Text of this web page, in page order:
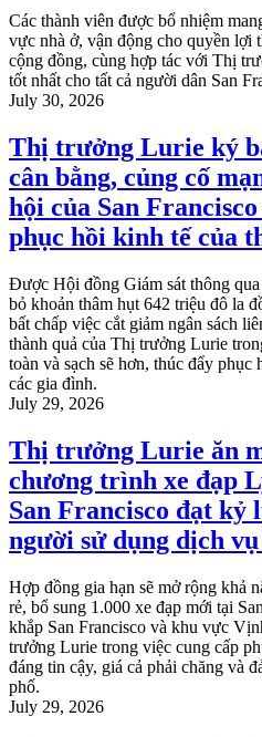
Các thành viên được bổ nhiệm
vực nhà ở, vận động cho quyền lợi
cộng đồng, cùng hợp tác với Thị
tốt nhất cho tất cả người dân San
July 30, 2026
Thị trưởng Lurie ký
cân bằng, củng cố
hội của San
phục hồi kinh tế của
Được Hội đồng Giám sát thông
bỏ khoản thâm hụt 642 triệu đô la
bất chấp việc cắt giảm ngân sách
thành quả của Thị trưởng Lurie
toàn và sạch sẽ hơn, thúc đẩy
các gia đình.
July 29, 2026
Thị trưởng Lurie ăn
chương trình xe đạp
San Francisco đạt kỷ
người sử dụng dịch vụ
Hợp đồng gia hạn sẽ mở rộng khả
rẻ, bổ sung 1.000 xe đạp mới tại
khắp San Francisco và khu vực
trưởng Lurie trong việc cung cấp
đáng tin cậy, giá cả phải chăng và
phố.
July 29, 2026